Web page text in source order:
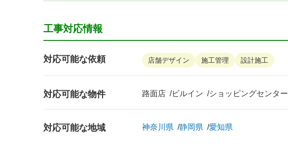
工事対応情報
対応可能な依頼 店舗デザイン 施工管理 設計施工
対応可能な物件 路面店 ビルイン ショッピングセンター
対応可能な地域 神奈川県 静岡県 愛知県